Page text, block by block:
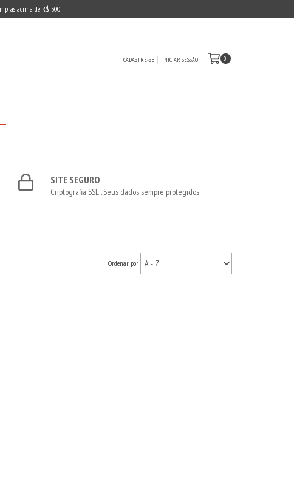
acima de R$ 300
CADASTRE-SE INICIAR SESSÃO 0
SITE SEGURO
Criptografia SSL . Seus dados sempre protegidos
Ordenar por